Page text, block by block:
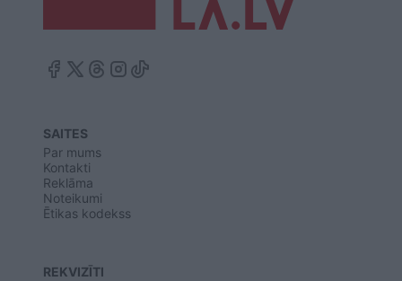
SAITES
Par mums
Kontakti
Reklāma
Noteikumi
Ētikas kodekss
REKVIZĪTI